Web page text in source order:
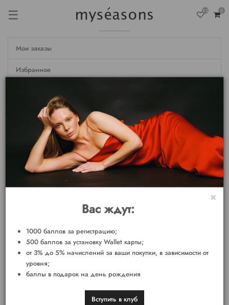
☰ 92 0
Мои заказы
Избранное
Личные данные
Мои бонусы
Выход
×
Вас ждут:
1000 баллов за регистрацию;
500 баллов за установку Wallet карты;
от 3% до 5% начислений за ваши покупки, в зависимости от
уровня;
баллы в подарок на день рождения
Вступить в клуб